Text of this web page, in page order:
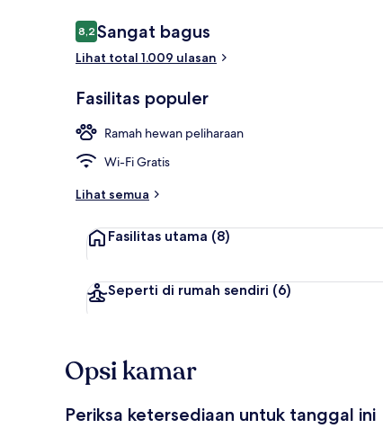
Ulasan
8,28,2 dari 10
Sangat bagus
Lihat total 1.009 ulasan
Fasilitas populer
Ramah hewan peliharaan
Wi-Fi Gratis
Lihat semua
Fasilitas utama (8)
Seperti di rumah sendiri (6)
Opsi kamar
Periksa ketersediaan untuk tanggal ini